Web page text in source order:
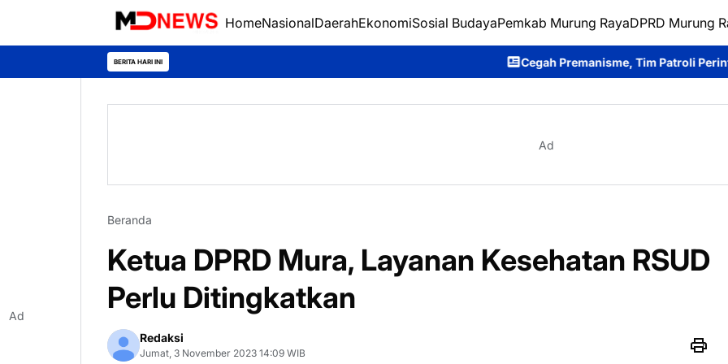
HomeNasionalDaerahEkonomiSosial BudayaPemkab Murung RayaDPRD Murung
BERITA HARI INI Cegah Premanisme, Tim Patroli Perintis Presisi
Ad
Beranda
Ketua DPRD Mura, Layanan Kesehatan RSUD
Perlu Ditingkatkan
Redaksi
Jumat, 3 November 2023 14:09 WIB
Ad